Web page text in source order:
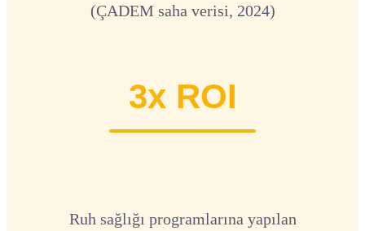
(ÇADEM saha verisi, 2024)
3x ROI
Ruh sağlığı programlarına yapılan